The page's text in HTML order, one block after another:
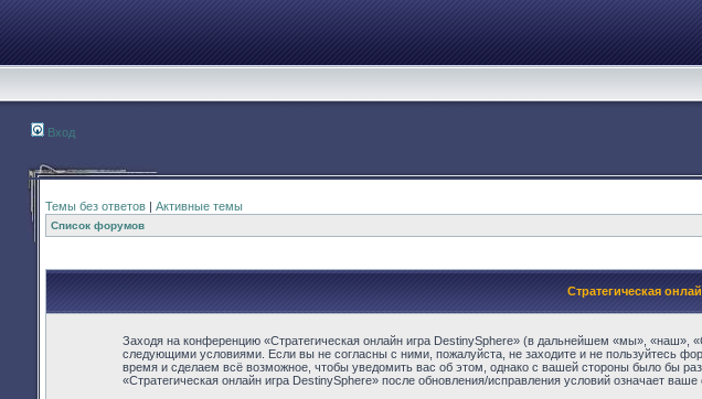
Вход
Темы без ответов | Активные темы
Список форумов
Стратегическая
Заходя на конференцию «Стратегическая онлайн игра DestinySphere» (в дальнейшем «мы», «наш»,
следующими условиями. Если вы не согласны с ними, пожалуйста, не заходите и не пользуйтесь
время и сделаем всё возможное, чтобы уведомить вас об этом, однако с вашей стороны было бы
«Стратегическая онлайн игра DestinySphere» после обновления/исправления условий означает ваше